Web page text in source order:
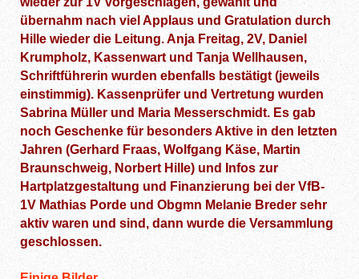
übernahm nach viel Applaus und Gratulation durch
Hille wieder die Leitung. Anja Freitag, 2V, Daniel
Krumpholz, Kassenwart und Tanja Wellhausen,
Schriftführerin wurden ebenfalls bestätigt (jeweils
einstimmig). Kassenprüfer und Vertretung wurden
Sabrina Müller und Maria Messerschmidt. Es gab
noch Geschenke für besonders Aktive in den letzten
Jahren (Gerhard Fraas, Wolfgang Käse, Martin
Braunschweig, Norbert Hille) und Infos zur
Hartplatzgestaltung und Finanzierung bei der VfB-
1V Mathias Porde und Obgmn Melanie Breder sehr
aktiv waren und sind, dann wurde die Versammlung
geschlossen.